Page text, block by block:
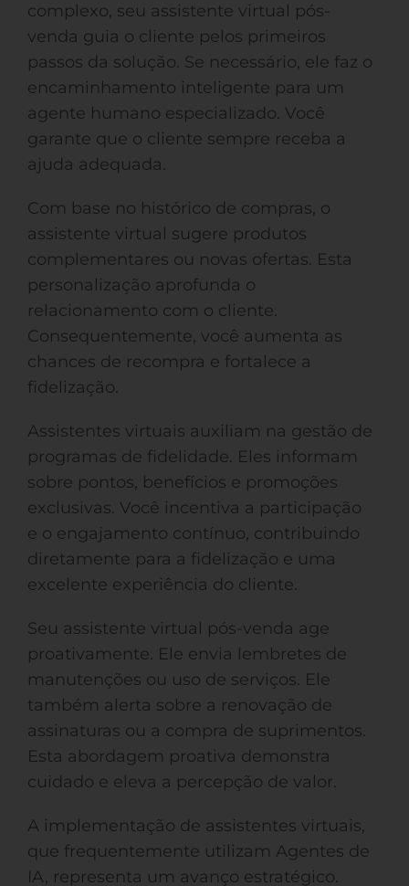
complexo, seu assistente virtual pós-
venda guia o cliente pelos primeiros
passos da solução. Se necessário, ele faz o
encaminhamento inteligente para um
agente humano especializado. Você
garante que o cliente sempre receba a
ajuda adequada.
Com base no histórico de compras, o
assistente virtual sugere produtos
complementares ou novas ofertas. Esta
personalização aprofunda o
relacionamento com o cliente.
Consequentemente, você aumenta as
chances de recompra e fortalece a
fidelização.
Assistentes virtuais auxiliam na gestão de
programas de fidelidade. Eles informam
sobre pontos, benefícios e promoções
exclusivas. Você incentiva a participação
e o engajamento contínuo, contribuindo
diretamente para a fidelização e uma
excelente experiência do cliente.
Seu assistente virtual pós-venda age
proativamente. Ele envia lembretes de
manutenções ou uso de serviços. Ele
também alerta sobre a renovação de
assinaturas ou a compra de suprimentos.
Esta abordagem proativa demonstra
cuidado e eleva a percepção de valor.
A implementação de assistentes virtuais,
que frequentemente utilizam Agentes de
IA, representa um avanço estratégico.